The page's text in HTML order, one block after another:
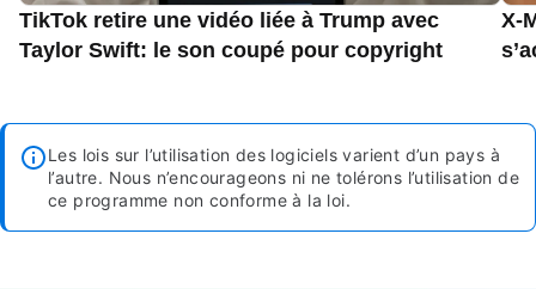
TikTok retire une vidéo liée à Trump avec
Taylor Swift: le son coupé pour copyright
X-
Les lois sur l’utilisation des logiciels varient d’un pays à
l’autre. Nous n’encourageons ni ne tolérons l’utilisation de
ce programme non conforme à la loi.